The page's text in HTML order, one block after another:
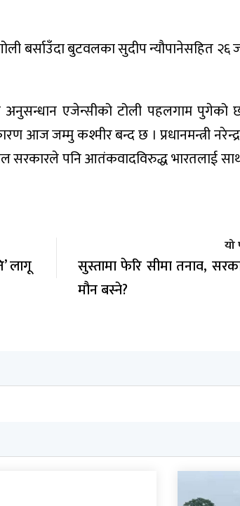
बर्साउँदा बुटवलका सुदीप न्यौपानेसहित २६
अनुसन्धान एजेन्सीको टोली पहलगाम पुगेको
आज जम्मु कश्मीर बन्द छ । प्रधानमन्त्री
पनि आतंकवादविरुद्ध भारतलाई साथ
लागू
यो
सुस्तामा फेरि सीमा तनाव,
मौन बस्ने?